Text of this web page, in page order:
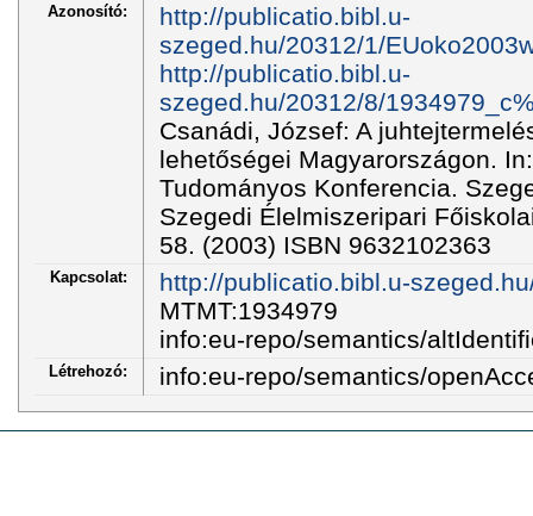
Azonosító:
http://publicatio.bibl.u-
szeged.hu/20312/1/
http://publicatio.bibl.u-
szeged.hu/20312/8/
Csanádi, József: A
lehetőségei Magyarországon.
Tudományos Konferencia.
Szegedi Élelmiszeripari
58. (2003) ISBN 9632102363
Kapcsolat:
http://publicatio.bibl.u-
MTMT:1934979
info:eu-repo/semantics/
Létrehozó: info:eu-repo/semantics/